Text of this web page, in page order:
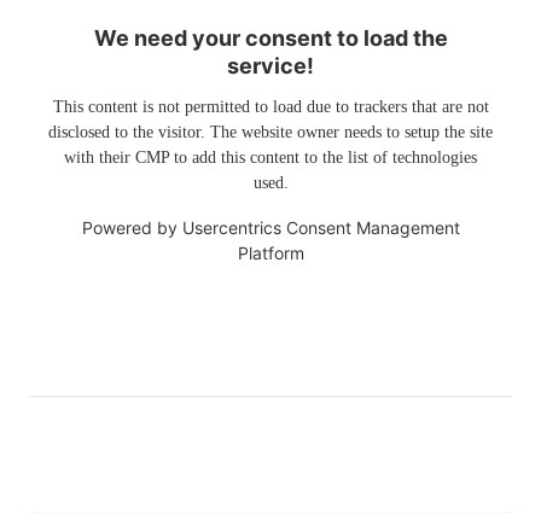
We need your consent to load the
service!
This content is not permitted to load due to trackers that are not
disclosed to the visitor. The website owner needs to setup the site
with their CMP to add this content to the list of technologies
used.
Powered by Usercentrics Consent Management
Platform